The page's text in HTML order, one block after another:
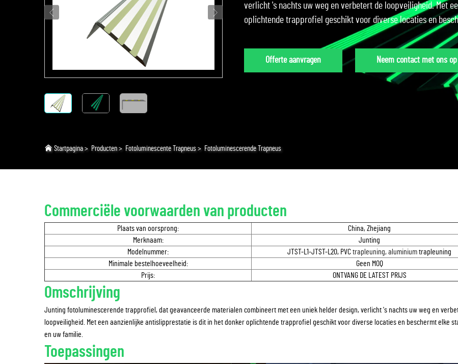
verlicht 's nachts uw weg en verbetert de loopveiligheid. Met
oplichtende trapprofiel geschikt voor diverse locaties en
Offerte aanvragen Neem contact met ons op
Startpagina> Producten> Fotoluminescente Trapneus > Fotoluminescerende Trapneus
Commerciële voorwaarden van producten
Plaats van oorsprong:
China, Zhejiang
Merknaam:
Junting
Modelnummer:
JTST-L1-JTST-L20, PVCtrapleuning, aluminiumtrapleuning
Minimale bestelhoeveelheid:
Geen MOQ
Prijs:
ONTVANG DE LATEST PRIJS
Omschrijving
Junting fotoluminescerende trapprofiel, dat geavanceerde materialen combineert met een uniek helder design, verlicht 's nachts uw weg en
loopveiligheid. Met een aanzienlijke antislipprestatie is dit in het donker oplichtende trapprofiel geschikt voor diverse locaties en beschermt elke
en uw familie.
Toepassingen